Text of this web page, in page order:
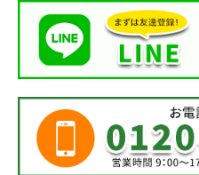
会社案内
選ばれる理由
3つのこだわり
メディア掲載